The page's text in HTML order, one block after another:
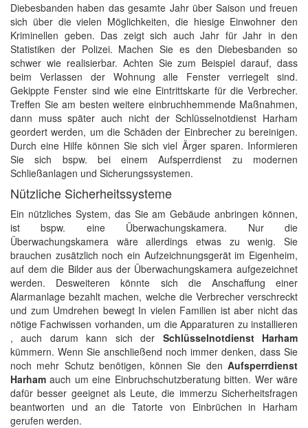
Diebesbanden haben das gesamte Jahr über Saison und freuen
sich über die vielen Möglichkeiten, die hiesige Einwohner den
Kriminellen geben. Das zeigt sich auch Jahr für Jahr in den
Statistiken der Polizei. Machen Sie es den Diebesbanden so
schwer wie realisierbar. Achten Sie zum Beispiel darauf, dass
beim Verlassen der Wohnung alle Fenster verriegelt sind.
Gekippte Fenster sind wie eine Eintrittskarte für die Verbrecher.
Treffen Sie am besten weitere einbruchhemmende Maßnahmen,
dann muss später auch nicht der Schlüsselnotdienst Harham
geordert werden, um die Schäden der Einbrecher zu bereinigen.
Durch eine Hilfe können Sie sich viel Ärger sparen. Informieren
Sie sich bspw. bei einem Aufsperrdienst zu modernen
Schließanlagen und Sicherungssystemen.
Nützliche Sicherheitssysteme
Ein nützliches System, das Sie am Gebäude anbringen können,
ist bspw. eine Überwachungskamera. Nur die
Überwachungskamera wäre allerdings etwas zu wenig. Sie
brauchen zusätzlich noch ein Aufzeichnungsgerät im Eigenheim,
auf dem die Bilder aus der Überwachungskamera aufgezeichnet
werden. Desweiteren könnte sich die Anschaffung einer
Alarmanlage bezahlt machen, welche die Verbrecher verschreckt
und zum Umdrehen bewegt In vielen Familien ist aber nicht das
nötige Fachwissen vorhanden, um die Apparaturen zu installieren
, auch darum kann sich der Schlüsselnotdienst Harham
kümmern. Wenn Sie anschließend noch immer denken, dass Sie
noch mehr Schutz benötigen, können Sie den Aufsperrdienst
Harham auch um eine Einbruchschutzberatung bitten. Wer wäre
dafür besser geeignet als Leute, die immerzu Sicherheitsfragen
beantworten und an die Tatorte von Einbrüchen in Harham
gerufen werden.